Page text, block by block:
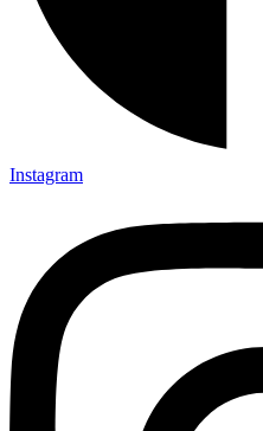
Instagram